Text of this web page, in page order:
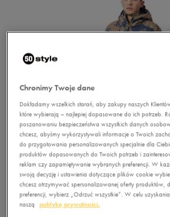
Chronimy Twoje dane
Dokładamy wszelkich starań, aby zakupy naszych
które wybierają – najlepiej dopasowane do ich potrzeb.
poszanowaniu bezpieczeństwa wszystkich danych
chcesz, abyśmy wykorzystywali informacje o Twoich
do przygotowania personalizowanych specjalnie dla
produktów dopasowanych do Twoich potrzeb i
reklam czy zapamiętywanie wybranych preferencji. W
swoją decyzję i ustawienia dotyczące plików cookie
chcesz otrzymywać spersonalizowanej oferty produktów,
preferencji, wybierz „Odrzuć wszystkie”. W celu
naszą
politykę prywatności.